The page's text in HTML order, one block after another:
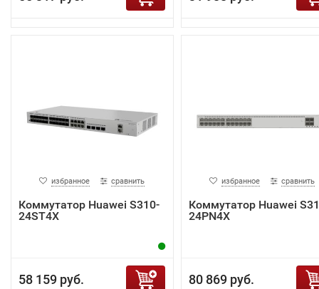
избранное сравнить
Коммутатор Huawei S310-
24ST4X
58 159 руб.
избранное сравнить
Коммутатор Huawei
24PN4X
80 869 руб.